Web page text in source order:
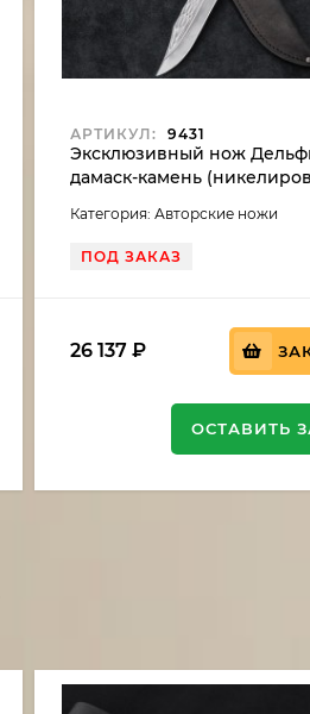
АРТИКУЛ: 9431
Эксклюзивный нож
дамаск-камень
мельхиор
Категория: Авторские ножи
ПОД ЗАКАЗ
26 137₽
ОСТАВИТЬ